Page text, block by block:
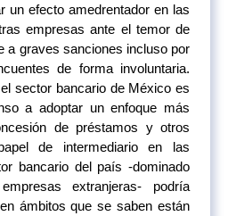
un efecto amedrentador en las
empresas ante el temor de
a graves sanciones incluso por
de forma involuntaria.
sector bancario de México es
a adoptar un enfoque más
de préstamos y otros
de intermediario en las
bancario del país -dominado
extranjeras- podría
ámbitos que se saben están